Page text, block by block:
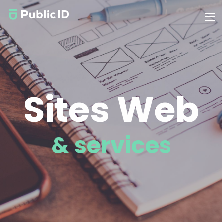
Sites Web
& services